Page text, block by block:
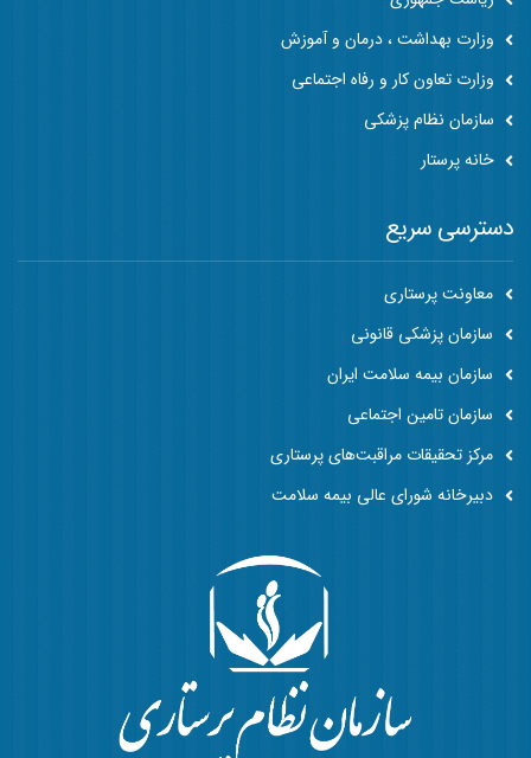
وزارت بهداشت ، درمان و آموزش
وزارت تعاون کار و رفاه اجتماعی
سازمان نظام پزشکی
خانه پرستار
دسترسی سریع
معاونت پرستاری
سازمان پزشکی قانونی
سازمان بیمه سلامت ایران
سازمان تامین اجتماعی
مرکز تحقیقات مراقبت‌های پرستاری
دبیرخانه شورای عالی بیمه سلامت